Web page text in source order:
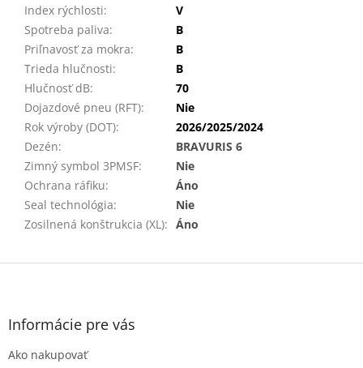
Index rýchlosti:
V
Spotreba paliva:
B
Priľnavosť za mokra:
B
Trieda hlučnosti:
B
Hlučnosť dB:
70
Dojazdové pneu (RFT):
Nie
Rok výroby (DOT):
2026/2025/2024
Dezén:
BRAVURIS 6
Zimný symbol 3PMSF:
Nie
Ochrana ráfiku:
Áno
Seal technológia:
Nie
Zosilnená konštrukcia (XL): Áno
Z
Informácie pre vás
Ako nakupovať